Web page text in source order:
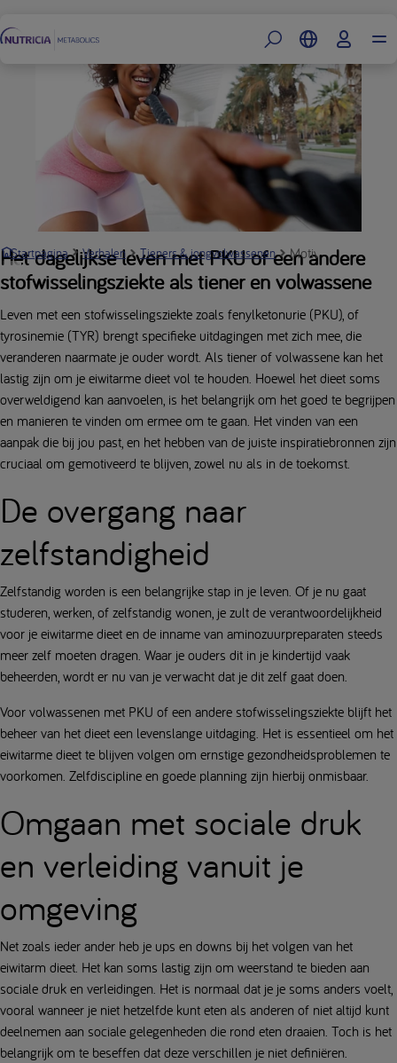
Het dagelijkse leven met PKU of een andere
stofwisselingsziekte als tiener en volwassene
Startpagina Verhalen Tieners & jongvolwassenen Motivatie,
Leven met een stofwisselingsziekte zoals fenylketonurie (PKU), of
tyrosinemie (TYR) brengt specifieke uitdagingen met zich mee, die
veranderen naarmate je ouder wordt. Als tiener of volwassene kan het
lastig zijn om je eiwitarme dieet vol te houden. Hoewel het dieet soms
overweldigend kan aanvoelen, is het belangrijk om het goed te begrijpen
en manieren te vinden om ermee om te gaan. Het vinden van een
aanpak die bij jou past, en het hebben van de juiste inspiratiebronnen zijn
cruciaal om gemotiveerd te blijven, zowel nu als in de toekomst.
De overgang naar
zelfstandigheid
Zelfstandig worden is een belangrijke stap in je leven. Of je nu gaat
studeren, werken, of zelfstandig wonen, je zult de verantwoordelijkheid
voor je eiwitarme dieet en de inname van aminozuurpreparaten steeds
meer zelf moeten dragen. Waar je ouders dit in je kindertijd vaak
beheerden, wordt er nu van je verwacht dat je dit zelf gaat doen.
Voor volwassenen met PKU of een andere stofwisselingsziekte blijft het
beheer van het dieet een levenslange uitdaging. Het is essentieel om het
eiwitarme dieet te blijven volgen om ernstige gezondheidsproblemen te
voorkomen. Zelfdiscipline en goede planning zijn hierbij onmisbaar.
Omgaan met sociale druk
en verleiding vanuit je
omgeving
Net zoals ieder ander heb je ups en downs bij het volgen van het
eiwitarm dieet. Het kan soms lastig zijn om weerstand te bieden aan
sociale druk en verleidingen. Het is normaal dat je je soms anders voelt,
vooral wanneer je niet hetzelfde kunt eten als anderen of niet altijd kunt
deelnemen aan sociale gelegenheden die rond eten draaien. Toch is het
belangrijk om te beseffen dat deze verschillen je niet definiëren.